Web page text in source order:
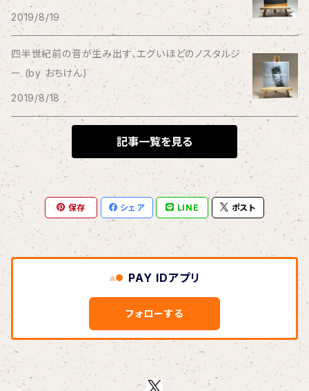
The BEG
The Beths
THE BLACK SHANSONS
BLONDnewHALF
Blondy
BOAR HUNTER
bud&harbor
Bulbs Of Passion
B玉
Calme Adiction
2019/8/19
四半世紀前の音が生み出す、エグいほどのノスタルジ
ー (by おちけん)
2019/8/18
記事一覧を見る
保存 シェア LINE ポスト
PAY IDアプリ
フォローする